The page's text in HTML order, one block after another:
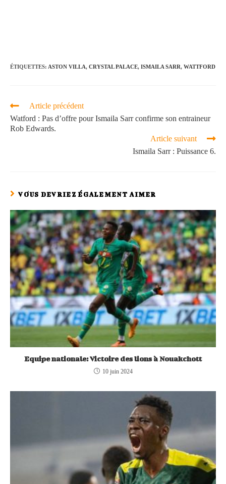
ÉTIQUETTES: ASTON VILLA, CRYSTAL PALACE, ISMAILA SARR, WATTFORD
Article précédent
Watford : Pas d’offre pour Ismaila Sarr confirme son entraineur
Rob Edwards.
Article suivant
Ismaila Sarr : Puissance 6.
VOUS DEVRIEZ ÉGALEMENT AIMER
Equipe nationale: Victoire des lions à Nouakchott
10 juin 2024